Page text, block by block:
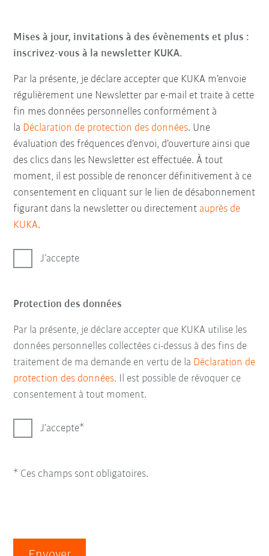
Mises à jour, invitations à des évènements et plus :
inscrivez-vous à la newsletter KUKA.
Par la présente, je déclare accepter que KUKA m’envoie
régulièrement une Newsletter par e-mail et traite à cette
fin mes données personnelles conformément à
la Déclaration de protection des données. Une
évaluation des fréquences d’envoi, d’ouverture ainsi que
des clics dans les Newsletter est effectuée. À tout
moment, il est possible de renoncer définitivement à ce
consentement en cliquant sur le lien de désabonnement
figurant dans la newsletter ou directement auprès de
KUKA.
J’accepte
Protection des données
Par la présente, je déclare accepter que KUKA utilise les
données personnelles collectées ci-dessus à des fins de
traitement de ma demande en vertu de la Déclaration de
protection des données. Il est possible de révoquer ce
consentement à tout moment.
J’accepte
* Ces champs sont obligatoires.